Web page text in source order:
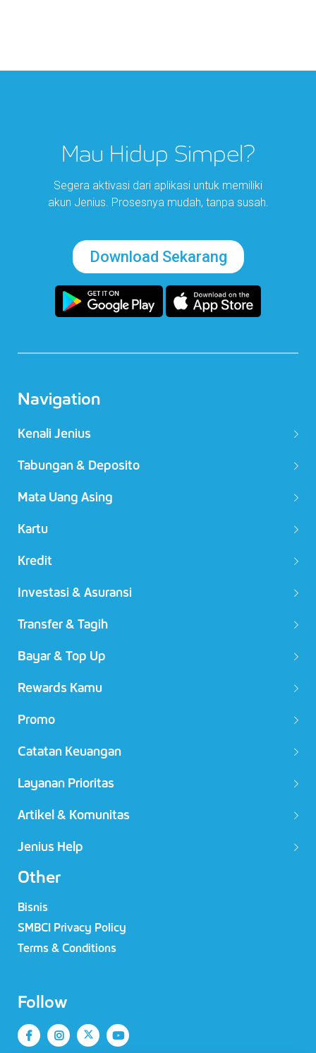
Mau Hidup Simpel?
Segera aktivasi dari aplikasi untuk memiliki
akun Jenius. Prosesnya mudah, tanpa susah.
Download Sekarang
Navigation
Kenali Jenius
Tabungan & Deposito
Mata Uang Asing
Kartu
Kredit
Investasi & Asuransi
Transfer & Tagih
Bayar & Top Up
Rewards Kamu
Promo
Catatan Keuangan
Layanan Prioritas
Artikel & Komunitas
Jenius Help
Other
Bisnis
SMBCI Privacy Policy
Terms & Conditions
Follow